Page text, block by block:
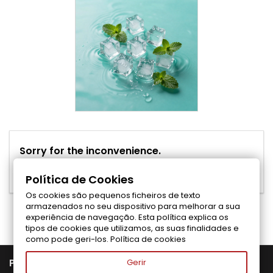
Sorry for the inconvenience.
Síganos en Facebook
PRODUTOS
Política de Cookies
Os cookies são pequenos ficheiros de texto
armazenados no seu dispositivo para melhorar a sua
experiência de navegação. Esta política explica os
tipos de cookies que utilizamos, as suas finalidades e
como pode geri-los.Política de cookies
Gerir